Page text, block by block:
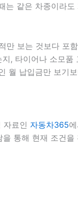
같은 차종이라
만 보는 것보다
, 타이어나 소모
월 납입금만 보
자료인 자동차365
통해 현재 조건